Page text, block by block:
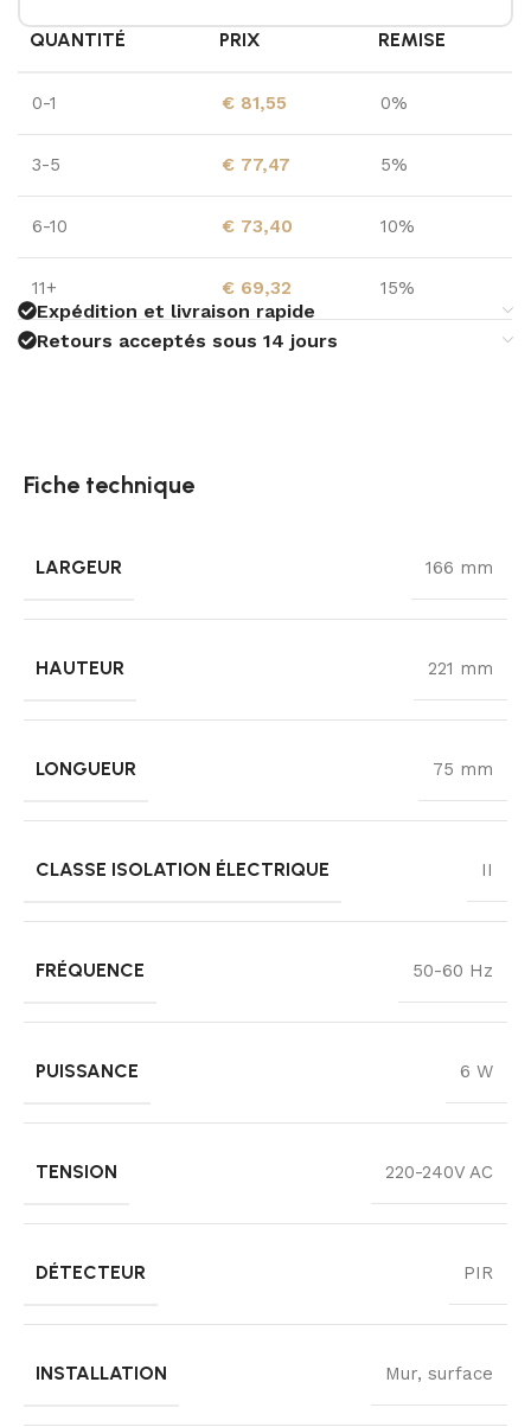
QUANTITÉ PRIX REMISE
0-1 € 81,55 0%
3-5 € 77,47 5%
6-10 € 73,40 10%
11+ € 69,32 15%
Expédition et livraison rapide
Retours acceptés sous 14 jours
Fiche technique
LARGEUR 166 mm
HAUTEUR 221 mm
LONGUEUR 75 mm
CLASSE ISOLATION ÉLECTRIQUE II
FRÉQUENCE 50-60 Hz
PUISSANCE 6 W
TENSION 220-240V AC
DÉTECTEUR PIR
INSTALLATION Mur, surface